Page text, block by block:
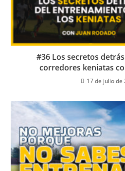
#36 Los secretos
corredores keniatas
17 de julio de